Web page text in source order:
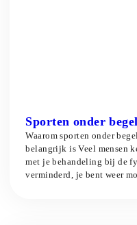
Sporten onder
Waarom sporten onder
belangrijk is Veel mensen
met je behandeling bij de
verminderd, je bent weer